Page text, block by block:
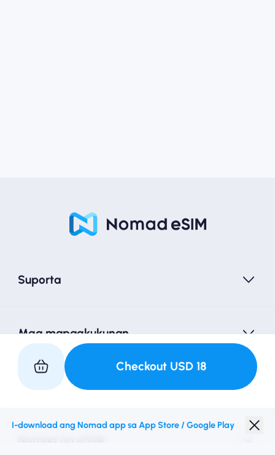
Checkout USD 18
Suporta
Mga mapagkukunan
Kasosyo sa Amin
I-download ang Nomad app sa App Store / Google Play